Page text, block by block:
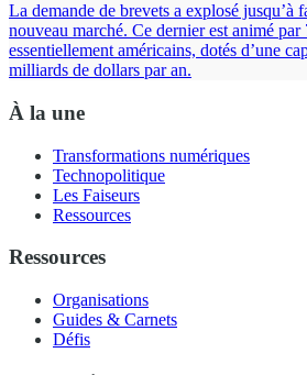
La demande de brevets a explosé jusqu’à
nouveau marché. Ce dernier est animé par
essentiellement américains, dotés d’une
milliards de dollars par an.
À la une
Transformations numériques
Technopolitique
Les Faiseurs
Ressources
Ressources
Organisations
Guides & Carnets
Défis